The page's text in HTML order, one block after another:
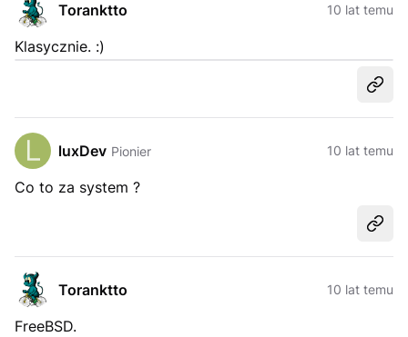
Toranktto 10 lat temu
Klasycznie. :)
luxDev Pionier 10 lat temu
Co to za system ?
Toranktto 10 lat temu
FreeBSD.